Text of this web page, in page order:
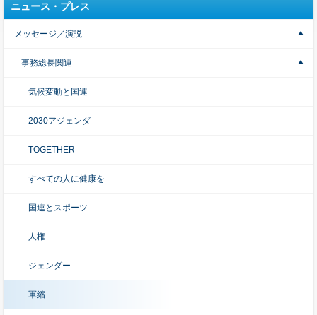
ニュース・プレス
メッセージ／演説
事務総長関連
気候変動と国連
2030アジェンダ
TOGETHER
すべての人に健康を
国連とスポーツ
人権
ジェンダー
軍縮